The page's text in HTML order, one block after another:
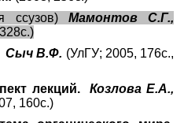
ссузов) Мамонтов С.Г.,
Сыч В.Ф. (УлГУ; 2005, 176с.,
лекций. Козлова Е.А.,
160с.)